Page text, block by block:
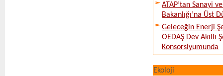
ATAP’tan Sanayi
Bakanlığı’na Üst
Geleceğin Enerji
OEDAŞ Dev Akıllı
Konsorsiyumunda
Ekoloji